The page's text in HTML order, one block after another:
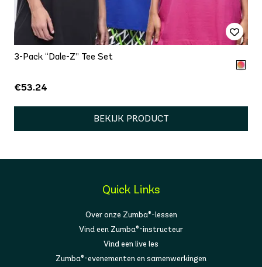
3-Pack “Dale-Z” Tee Set
€53.24
BEKIJK PRODUCT
Quick Links
Over onze Zumba®-lessen
Vind een Zumba®-instructeur
Vind een live les
Zumba®-evenementen en samenwerkingen